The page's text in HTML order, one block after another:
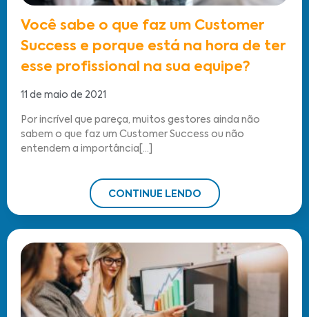
Você sabe o que faz um Customer
Success e porque está na hora de ter
esse profissional na sua equipe?
11 de maio de 2021
Por incrível que pareça, muitos gestores ainda não
sabem o que faz um Customer Success ou não
entendem a importância[...]
CONTINUE LENDO